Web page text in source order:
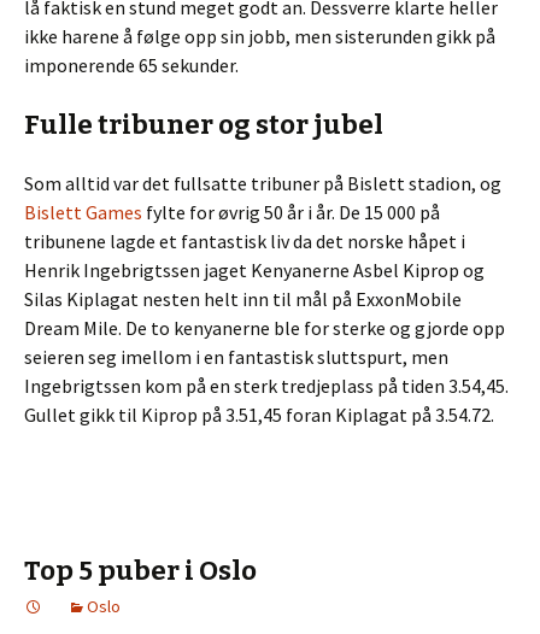
lå faktisk en stund meget godt an. Dessverre klarte heller
ikke harene å følge opp sin jobb, men sisterunden gikk på
imponerende 65 sekunder.
Fulle tribuner og stor jubel
Som alltid var det fullsatte tribuner på Bislett stadion, og
Bislett Games fylte for øvrig 50 år i år. De 15 000 på
tribunene lagde et fantastisk liv da det norske håpet i
Henrik Ingebrigtssen jaget Kenyanerne Asbel Kiprop og
Silas Kiplagat nesten helt inn til mål på ExxonMobile
Dream Mile. De to kenyanerne ble for sterke og gjorde opp
seieren seg imellom i en fantastisk sluttspurt, men
Ingebrigtssen kom på en sterk tredjeplass på tiden 3.54,45.
Gullet gikk til Kiprop på 3.51,45 foran Kiplagat på 3.54.72.
Top 5 puber i Oslo
Oslo